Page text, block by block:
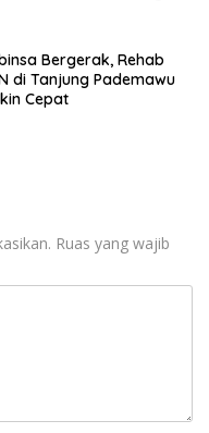
Bergerak, Rehab
di Tanjung Pademawu
Cepat
Ruas yang wajib